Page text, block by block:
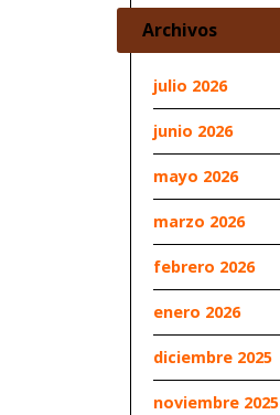
Archivos
julio 2026
junio 2026
mayo 2026
marzo 2026
febrero 2026
enero 2026
diciembre 2025
noviembre 2025